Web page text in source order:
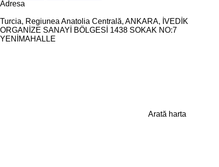
Adresa
Turcia, Regiunea Anatolia Centrală, ANKARA, İVEDİK
ORGANİZE SANAYİ BÖLGESİ 1438 SOKAK NO:7
YENİMAHALLE
Arată harta